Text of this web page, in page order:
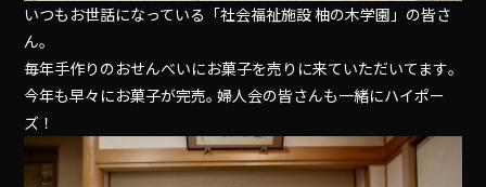
いつもお世話になっている「社会福祉施設 柚の木学園」の皆さ
ん。
毎年手作りのおせんべいにお菓子を売りに来ていただいてます｡
今年も早々にお菓子が完売｡ 婦人会の皆さんも一緒にハイポー
ズ！